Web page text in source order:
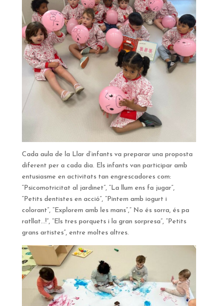
Cada aula de la Llar d’infants va preparar una proposta
diferent per a cada dia. Els infants van participar amb
entusiasme en activitats tan engrescadores com:
“Psicomotricitat al jardinet”, “La llum ens fa jugar”,
“Petits dentistes en acció”, “Pintem amb iogurt i
colorant”, “Explorem amb les mans”,” No és sorra, és pa
ratllat…!”, “Els tres porquets i la gran sorpresa”, “Petits
grans artistes”, entre moltes altres.